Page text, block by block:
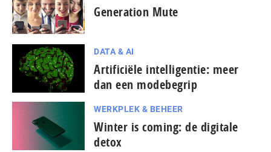
Generation Mute
DATA & AI
Artificiële intelligentie: meer
dan een modebegrip
WERKPLEK & BEHEER
Winter is coming: de digitale
detox